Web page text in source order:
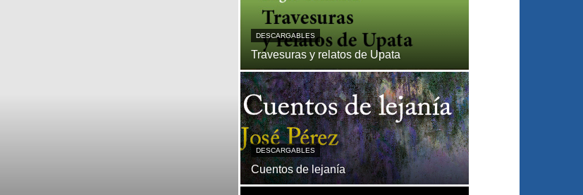
DESCARGABLES
Travesuras y relatos de Upata
DESCARGABLES
Cuentos de lejanía